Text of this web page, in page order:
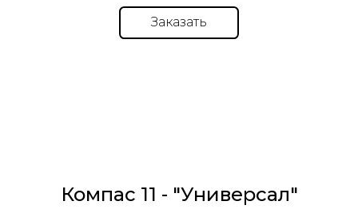
Заказать
Компас 11 - "Универсал"